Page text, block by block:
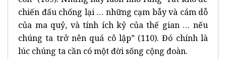
chiến đấu chống lại … những cạm bẫy và cám dỗ
của ma quỷ, và tính ích kỷ của thế gian … nếu
chúng ta trở nên quá cô lập” (110). Đó chính là
lúc chúng ta cần có một đời sống cộng đoàn.